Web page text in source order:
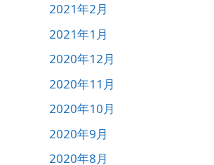
2021年2月
2021年1月
2020年12月
2020年11月
2020年10月
2020年9月
2020年8月